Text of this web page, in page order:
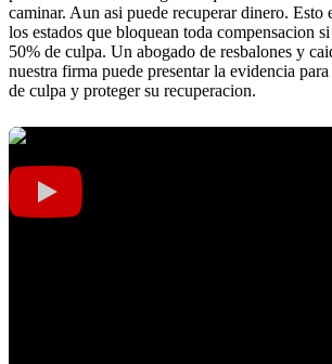
caminar. Aun asi puede recuperar dinero. Esto
los estados que bloquean toda compensacion
50% de culpa. Un abogado de resbalones y
nuestra firma puede presentar la evidencia
de culpa y proteger su recuperacion.